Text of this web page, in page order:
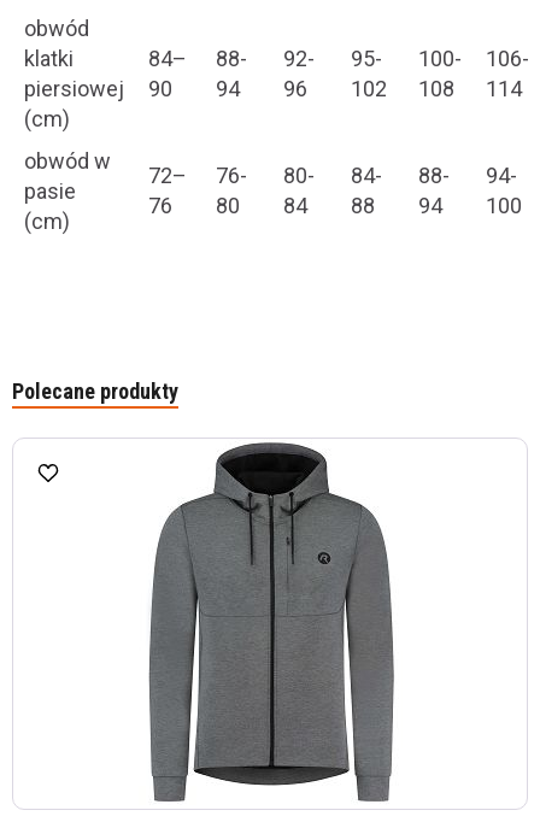
obwód
klatki
piersiowej
(cm)
84–
90
88-
94
92-
96
95-
102
100-
108
106-
114
obwód w
pasie
(cm)
72–
76
76-
80
80-
84
84-
88
88-
94
94-
100
Polecane produkty